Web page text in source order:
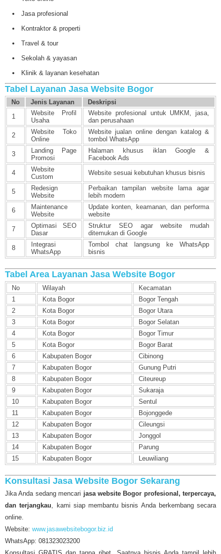
Jasa profesional
Kontraktor & properti
Travel & tour
Sekolah & yayasan
Klinik & layanan kesehatan
Tabel Layanan Jasa Website Bogor
No Jenis Layanan
Deskripsi
1
Website Profil
Usaha
Website profesional untuk UMKM, jasa,
dan perusahaan
2
Website Toko
Online
Website jualan online dengan katalog &
tombol WhatsApp
3
Landing Page
Promosi
Halaman khusus iklan Google &
Facebook Ads
4
Website
Custom
Website sesuai kebutuhan khusus bisnis
5
Redesign
Website
Perbaikan tampilan website lama agar
lebih modern
6
Maintenance
Website
Update konten, keamanan, dan performa
website
7
Optimasi SEO
Dasar
Struktur SEO agar website mudah
ditemukan di Google
8
Integrasi
WhatsApp
Tombol chat langsung ke WhatsApp
bisnis
Tabel Area Layanan Jasa Website Bogor
No Wilayah
Kecamatan
1
Kota Bogor
Bogor Tengah
2
Kota Bogor
Bogor Utara
3
Kota Bogor
Bogor Selatan
4
Kota Bogor
Bogor Timur
5
Kota Bogor
Bogor Barat
6
Kabupaten Bogor
Cibinong
7
Kabupaten Bogor
Gunung Putri
8
Kabupaten Bogor
Citeureup
9
Kabupaten Bogor
Sukaraja
10
Kabupaten Bogor
Sentul
11
Kabupaten Bogor
Bojonggede
12
Kabupaten Bogor
Cileungsi
13
Kabupaten Bogor
Jonggol
14
Kabupaten Bogor
Parung
15
Kabupaten Bogor Leuwiliang
Konsultasi Jasa Website Bogor Sekarang
Jika Anda sedang mencari jasa website Bogor profesional, terpercaya,
dan terjangkau, kami siap membantu bisnis Anda berkembang secara
online.
Website: www.jasawebsitebogor.biz.id
WhatsApp: 081323023200